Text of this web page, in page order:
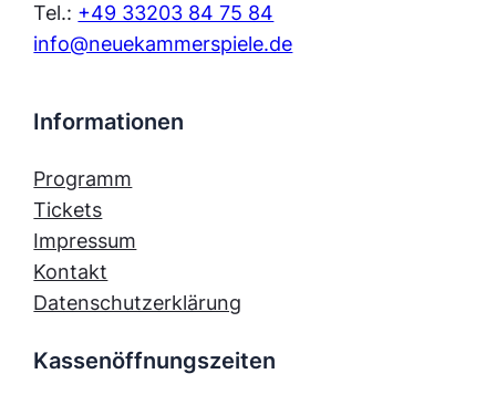
Tel.: +49 33203 84 75 84
info@neuekammerspiele.de
Informationen
Programm
Tickets
Impressum
Kontakt
Datenschutzerklärung
Kassenöffnungszeiten